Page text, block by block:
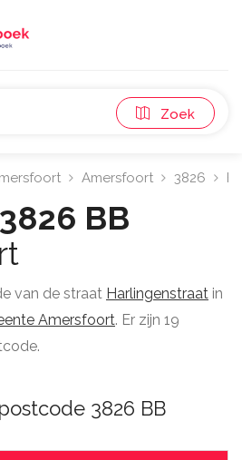
Zoek
Amersfoort 3826
3826 BB
van de straat Harlingenstraat in
Amersfoort. Er zijn 19
3826 BB